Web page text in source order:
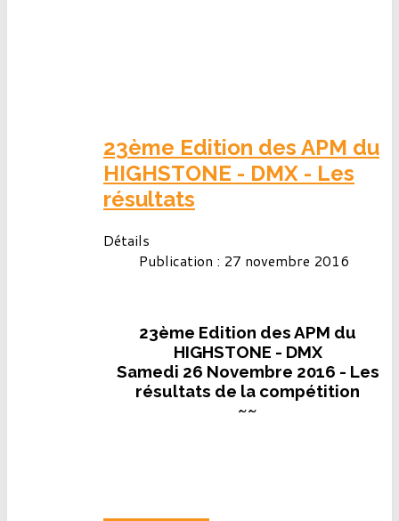
23ème Edition des APM du
HIGHSTONE - DMX - Les
résultats
Détails
Publication : 27 novembre 2016
23ème Edition des APM du
HIGHSTONE - DMX
Samedi 26 Novembre 2016 - Les
résultats de la compétition
~~